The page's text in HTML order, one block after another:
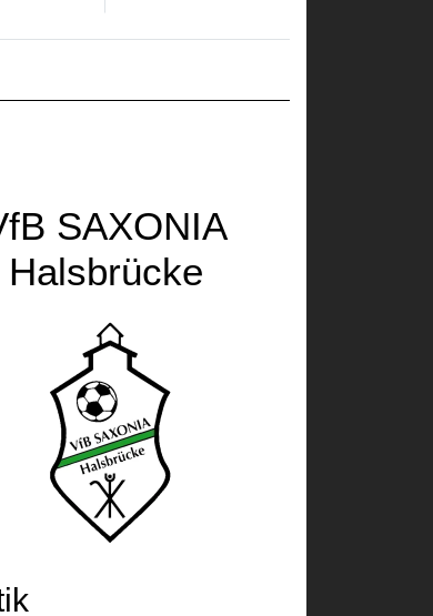
SAXONIA
Halsbrücke